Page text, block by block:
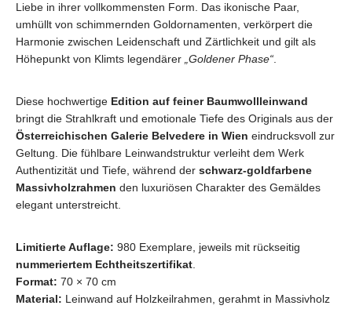
Liebe in ihrer vollkommensten Form. Das ikonische Paar,
umhüllt von schimmernden Goldornamenten, verkörpert die
Harmonie zwischen Leidenschaft und Zärtlichkeit und gilt als
Höhepunkt von Klimts legendärer „Goldener Phase“.
Diese hochwertige Edition auf feiner Baumwollleinwand
bringt die Strahlkraft und emotionale Tiefe des Originals aus der
Österreichischen Galerie Belvedere in Wien eindrucksvoll zur
Geltung. Die fühlbare Leinwandstruktur verleiht dem Werk
Authentizität und Tiefe, während der schwarz-goldfarbene
Massivholzrahmen den luxuriösen Charakter des Gemäldes
elegant unterstreicht.
Limitierte Auflage: 980 Exemplare, jeweils mit rückseitig
nummeriertem Echtheitszertifikat.
Format: 70 × 70 cm
Material: Leinwand auf Holzkeilrahmen, gerahmt in Massivholz